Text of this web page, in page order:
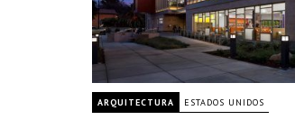
ARQUITECTURA ESTADOS UNIDOS